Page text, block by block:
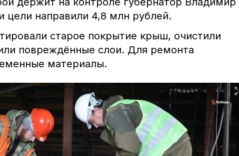
цели направили 4,8 млн рублей.
старое покрытие крыш, очистили
повреждённые слои. Для ремонта
материалы.